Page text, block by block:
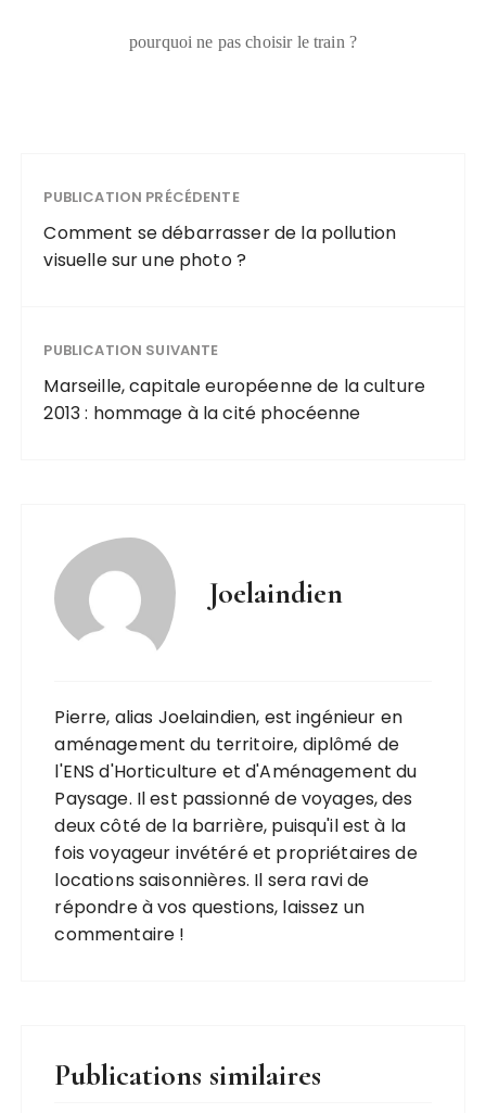
pourquoi ne pas choisir le train ?
PUBLICATION PRÉCÉDENTE
Comment se débarrasser de la pollution
visuelle sur une photo ?
PUBLICATION SUIVANTE
Marseille, capitale européenne de la culture
2013 : hommage à la cité phocéenne
Joelaindien
Pierre, alias Joelaindien, est ingénieur en
aménagement du territoire, diplômé de
l'ENS d'Horticulture et d'Aménagement du
Paysage. Il est passionné de voyages, des
deux côté de la barrière, puisqu'il est à la
fois voyageur invétéré et propriétaires de
locations saisonnières. Il sera ravi de
répondre à vos questions, laissez un
commentaire !
Publications similaires